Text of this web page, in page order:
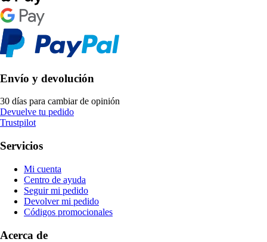
Envío y devolución
30 días para cambiar de opinión
Devuelve tu pedido
Trustpilot
Servicios
Mi cuenta
Centro de ayuda
Seguir mi pedido
Devolver mi pedido
Códigos promocionales
Acerca de